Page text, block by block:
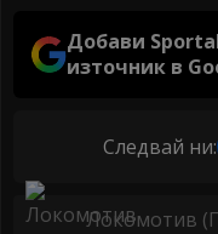
Добави
източник в
Следвай ни:
Локомотив